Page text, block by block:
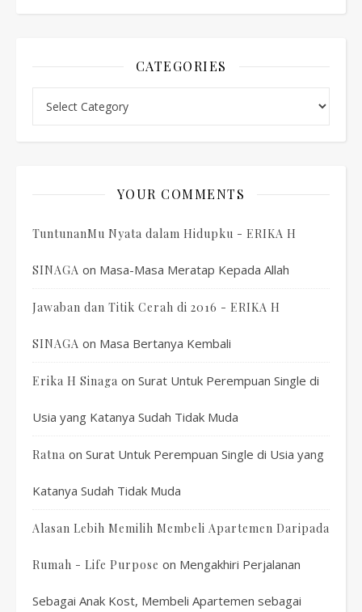
CATEGORIES
YOUR COMMENTS
TuntunanMu Nyata dalam Hidupku - ERIKA H
SINAGA on Masa-Masa Meratap Kepada Allah
Jawaban dan Titik Cerah di 2016 - ERIKA H
SINAGA on Masa Bertanya Kembali
Erika H Sinaga on Surat Untuk Perempuan Single di
Usia yang Katanya Sudah Tidak Muda
Ratna on Surat Untuk Perempuan Single di Usia yang
Katanya Sudah Tidak Muda
Alasan Lebih Memilih Membeli Apartemen Daripada
Rumah - Life Purpose on Mengakhiri Perjalanan
Sebagai Anak Kost, Membeli Apartemen sebagai